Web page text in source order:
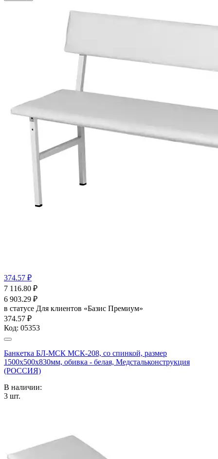
374.57 ₽
7 116.80 ₽
6 903.29 ₽
в статусе Для клиентов «Базис Премиум»
374.57 ₽
Код: 05353
Банкетка БЛ-МСК МСК-208, со спинкой, размер
1500x500x830мм, обивка - белая, Медстальконструкция
(РОССИЯ)
В наличии:
3 шт.